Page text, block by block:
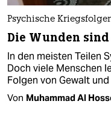
Psychische
Die Wunden
In den meisten Teilen
Doch viele Menschen
Folgen von Gewalt
Von Muhammad Al